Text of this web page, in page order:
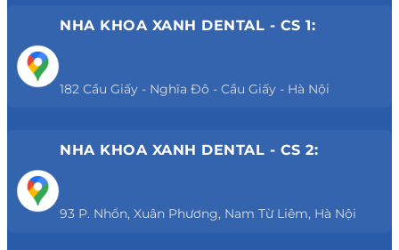
NHA KHOA XANH DENTAL - CS 1:
182 Cầu Giấy - Nghĩa Đô - Cầu Giấy - Hà Nội
NHA KHOA XANH DENTAL - CS 2:
93 P. Nhổn, Xuân Phương, Nam Từ Liêm, Hà Nội